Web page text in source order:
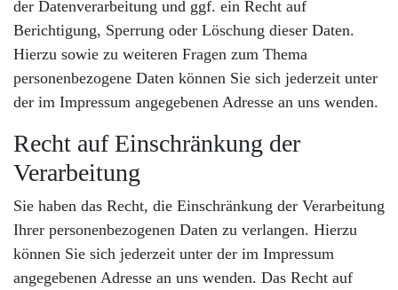
der Datenverarbeitung und ggf. ein Recht auf
Berichtigung, Sperrung oder Löschung dieser Daten.
Hierzu sowie zu weiteren Fragen zum Thema
personenbezogene Daten können Sie sich jederzeit unter
der im Impressum angegebenen Adresse an uns wenden.
Recht auf Einschränkung der
Verarbeitung
Sie haben das Recht, die Einschränkung der Verarbeitung
Ihrer personenbezogenen Daten zu verlangen. Hierzu
können Sie sich jederzeit unter der im Impressum
angegebenen Adresse an uns wenden. Das Recht auf